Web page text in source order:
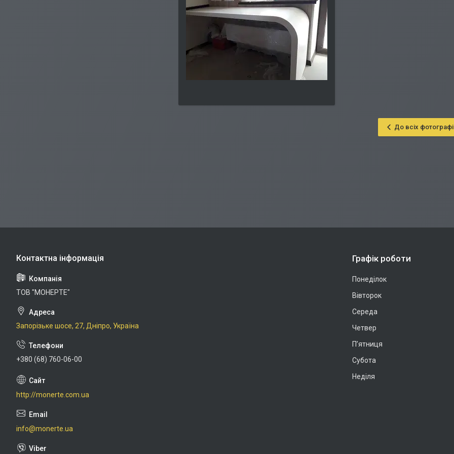
До всіх
ТОВ "МОНЕРТЕ"
Запорізьке шосе, 27, Дніпро, Україна
+380 (68) 760-06-00
http://monerte.com.ua
info@monerte.ua
Графік роботи
Понеділок
Вівторок
Середа
Четвер
Пʼятниця
Субота
Неділя